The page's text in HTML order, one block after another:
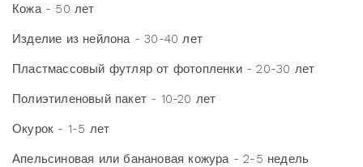
Кожа - 50 лет
Изделие из нейлона - 30-40 лет
Пластмассовый футляр от фотопленки - 20-30 лет
Полиэтиленовый пакет - 10-20 лет
Окурок - 1-5 лет
Апельсиновая или банановая кожура - 2-5 недель